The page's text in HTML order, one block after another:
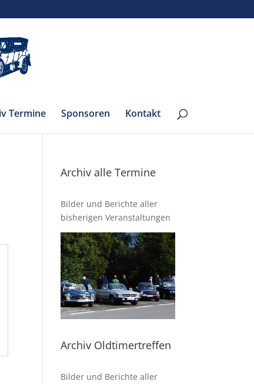
Termine Sponsoren Kontakt
Archiv alle Termine
Bilder und Berichte aller
bisherigen Veranstaltungen
Archiv Oldtimertreffen
Bilder und Berichte aller